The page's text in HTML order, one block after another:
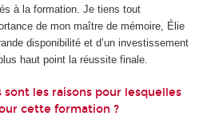
à la formation. Je tiens tout
de mon maître de mémoire, Élie
disponibilité et d’un investissement
haut point la réussite finale.
les raisons pour lesquelles
cette formation ?